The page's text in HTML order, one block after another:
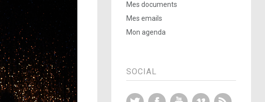
Mes documents
Mes emails
Mon agenda
SOCIAL
Twitter FacebookYouTubeVimeo